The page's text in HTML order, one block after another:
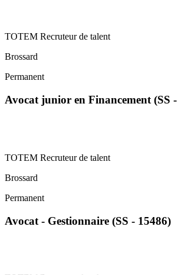
TOTEM Recruteur de talent
Brossard
Permanent
Avocat junior en Financement (SS
TOTEM Recruteur de talent
Brossard
Permanent
Avocat - Gestionnaire (SS - 15486)